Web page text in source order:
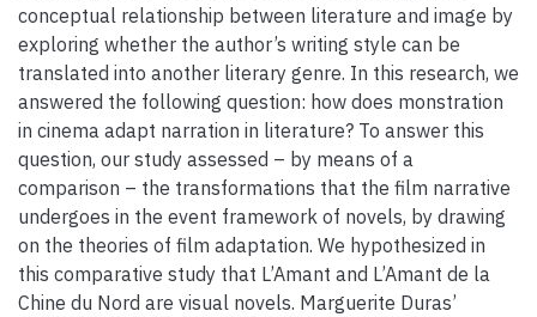
conceptual relationship between literature and image by
exploring whether the author’s writing style can be
translated into another literary genre. In this research, we
answered the following question: how does monstration
in cinema adapt narration in literature? To answer this
question, our study assessed – by means of a
comparison – the transformations that the film narrative
undergoes in the event framework of novels, by drawing
on the theories of film adaptation. We hypothesized in
this comparative study that L’Amant and L’Amant de la
Chine du Nord are visual novels. Marguerite Duras’